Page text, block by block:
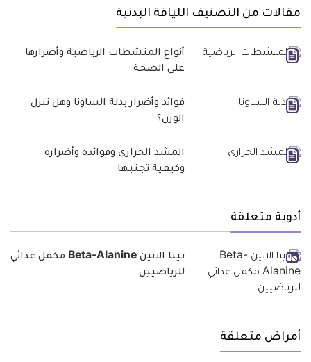
مقالات من التصنيف اللياقة البدنية
أنواع المنشطات الرياضية وأضرارها
على الصحة
فوائد وأضرار بدلة الساونا وهل تنزل
الوزن؟
المشد الحراري وفوائده وأضراره
وكيفية تجنبها
أدوية متعلقة
بيتا الانين Beta-Alanine مكمل غذائي
للرياضيين
أمراض متعلقة